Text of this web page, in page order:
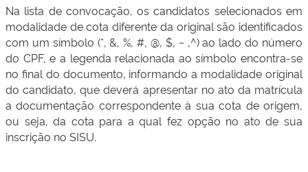
Na lista de convocação, os candidatos selecionados em
modalidade de cota diferente da original são identificados
com um símbolo (*, &, %, #, @, $, ~ ,^) ao lado do número
do CPF, e a legenda relacionada ao símbolo encontra-se
no final do documento, informando a modalidade original
do candidato, que deverá apresentar no ato da matrícula
a documentação correspondente à sua cota de origem,
ou seja, da cota para a qual fez opção no ato de sua
inscrição no SISU.